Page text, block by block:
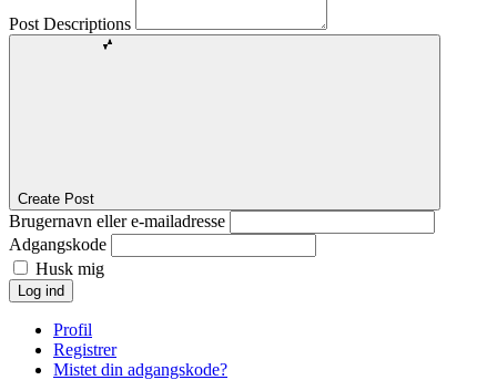
Post Descriptions
Create Post
Brugernavn eller e-mailadresse
Adgangskode
Husk mig
Log ind
Profil
Registrer
Mistet din adgangskode?